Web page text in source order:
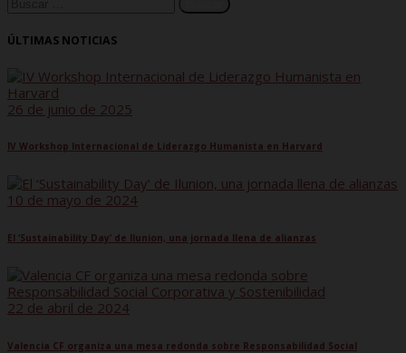
ÚLTIMAS NOTICIAS
26 de junio de 2025
IV Workshop Internacional de Liderazgo Humanista en Harvard
10 de mayo de 2024
El ‘Sustainability Day’ de Ilunion, una jornada llena de alianzas
22 de abril de 2024
Valencia CF organiza una mesa redonda sobre Responsabilidad Social